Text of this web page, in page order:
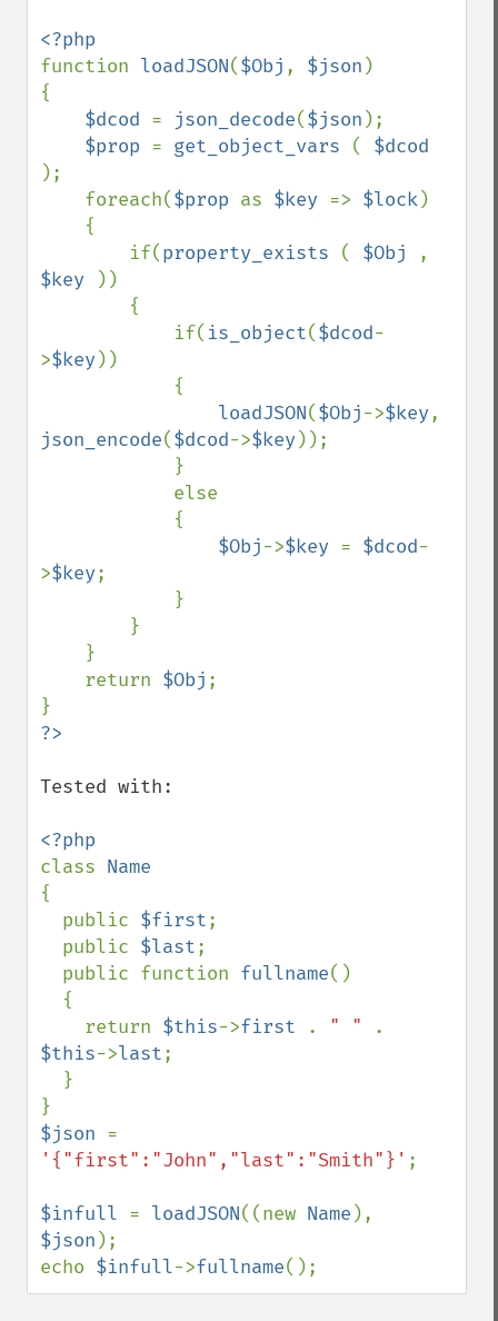
function loadJSON($Obj , $json )
{
$dcod = json_decode($json );
$prop = get_object_vars (
);
    foreach(
$prop as $key => $lock)
        if(
property_exists ( $Obj
$key
))
            if(
is_object($dcod-
>$key ))
loadJSON($Obj->$key
json_encode($dcod->$key ));
$Obj->$key = $dcod-
>$key;
    return
$Obj ;
Tested with:
class
{
  public
$first;
  public
$last;
  public function
fullname()
    return
$this->first . " "
$this->last;
$json
'{"first":"John","last":"Smith"}' ;
$infull = loadJSON((new Name
$json );
echo $infull->fullname();